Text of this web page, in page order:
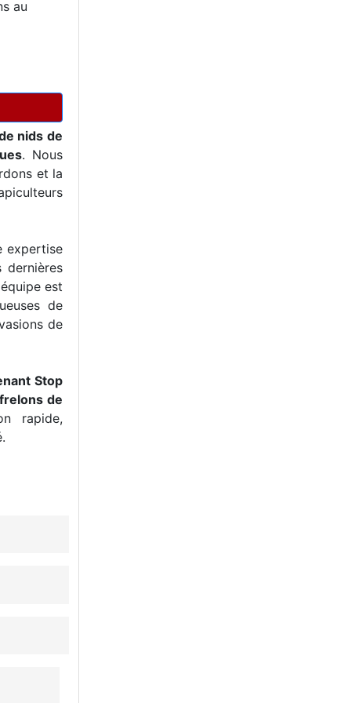
au
nids de
. Nous
et la
expertise
dernières
est
de
de
Stop
de
rapide,